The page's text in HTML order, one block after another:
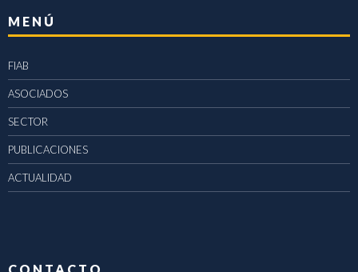
MENÚ
FIAB
ASOCIADOS
SECTOR
PUBLICACIONES
ACTUALIDAD